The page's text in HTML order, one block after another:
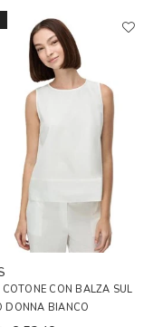
CON BALZA SUL
DONNA BIANCO